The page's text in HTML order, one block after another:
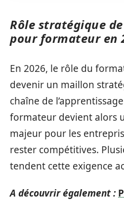
Rôle stratégique
pour formateur en
En 2026, le rôle du
devenir un maillon
chaîne de
formateur devient alors
majeur pour les
rester compétitives.
tendent cette exigence
A découvrir également :